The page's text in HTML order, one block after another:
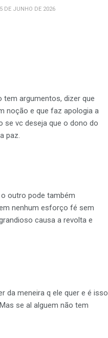
DE JUNHO DE 2026
tem argumentos, dizer que
noção e que faz apologia a
se vc deseja que o dono do
paz.
outro pode também
nenhum esforço fé sem
causa a revolta e
da meneira q ele quer e é isso
se al alguem não tem